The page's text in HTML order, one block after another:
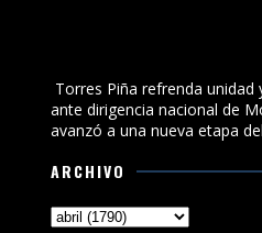
Torres Piña refrenda unidad
ante dirigencia nacional de
avanzó a una nueva etapa
ARCHIVO